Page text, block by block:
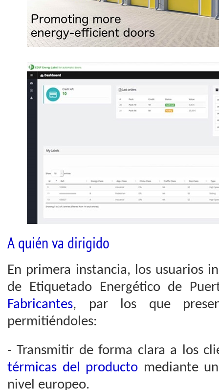
A quién va dirigido
En primera instancia, los usuarios
de Etiquetado Energético de
Fabricantes, par los que
permitiéndoles:
- Transmitir de forma clara a los
térmicas del producto mediante
nivel europeo.